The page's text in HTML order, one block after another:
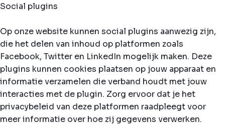
Social plugins
Op onze website kunnen social plugins aanwezig zijn,
die het delen van inhoud op platformen zoals
Facebook, Twitter en LinkedIn mogelijk maken. Deze
plugins kunnen cookies plaatsen op jouw apparaat en
informatie verzamelen die verband houdt met jouw
interacties met de plugin. Zorg ervoor dat je het
privacybeleid van deze platformen raadpleegt voor
meer informatie over hoe zij gegevens verwerken.